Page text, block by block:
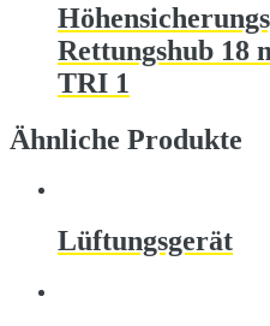
Rettungshub 18
TRI 1
Ähnliche Produkte
Lüftungsgerät